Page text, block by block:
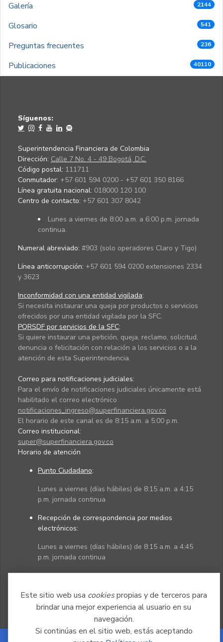
Este sitio web usa cookiespropias y de terceros para
brindar una mejor experiencia al usuario en su
navegación.
Si continúas en el sitio web, estás aceptando
Galería 2144
Glosario 541
Preguntas frecuentes 236
Publicaciones 40110
Síguenos:
Superintendencia Financiera de Colombia
Dirección: Calle 7 No. 4 - 49 Bogotá, D.C.
Código postal: 111711
Conmutador: +57 601 594 0200 - +57 601 350 8166
Línea gratuita nacional: 018000 120 100
Centro de contacto: +57 601 307 8042
Lunes a viernes de 8:00 a.m. a 6:00 p.m. jornada
continua.
Numeral abreviado: #903 (solo operadores Claro y Tigo)
Línea anticorrupción: +57 601 594 0200 extensiones 2334
y 3623
Inconformidad con una entidad vigilada:
Si necesita instaurar una queja por productos o servicios
ofrecidos por una entidad vigilada por la SFC.
PQRSDF por servicios de la SFC:
Si quiere instaurar una petición, queja, reclamo, solicitud,
denuncia o felicitación con relación a los servicios o a la
atención de esta Superintendencia.
Correo para notificaciones judiciales:
Para el envío de notificaciones judiciales únicamente está
habilitado el correo electrónico
notificaciones_ingreso@superfinanciera.gov.co
El horario de este canal es de 8:15 a.m. a 5:00 p.m.
Correo institucional:
super@superfinanciera.gov.co
Horario de atención
Punto Ciudadano:
Lunes a viernes (días hábiles) de 8:15 a.m. a 4:15
p.m. jornada continua
Recepción de correspondencia por medios
electrónicos:
Lunes a viernes (días hábiles) de 8:15 a.m. a 4:45
p.m. jornada continua